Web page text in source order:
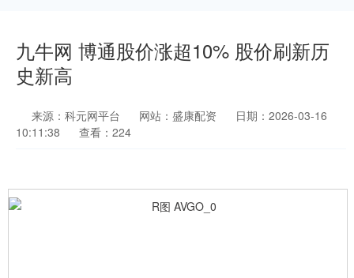
九牛网 博通股价涨超10% 股价刷新历
史新高
来源：科元网平台 网站：盛康配资
日期：2026-03-16
10:11:38
查看：224